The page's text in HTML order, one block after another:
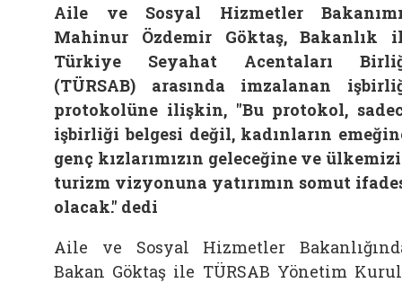
Aile ve Sosyal Hizmetler
Mahinur Özdemir Göktaş, Bakanlık
Türkiye Seyahat Acentaları
(TÜRSAB) arasında imzalanan
protokolüne ilişkin, "Bu protokol,
işbirliği belgesi değil, kadınların
genç kızlarımızın geleceğine ve
turizm vizyonuna yatırımın somut
olacak." dedi
Aile ve Sosyal Hizmetler
Bakan Göktaş ile TÜRSAB Yönetim